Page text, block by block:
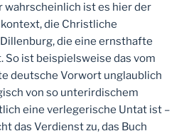
wahrscheinlich ist es hier der
die Christliche
die eine ernsthafte
So ist beispielsweise das vom
deutsche Vorwort unglaublich
von so unterirdischem
eine verlegerische Untat ist –
das Verdienst zu, das Buch